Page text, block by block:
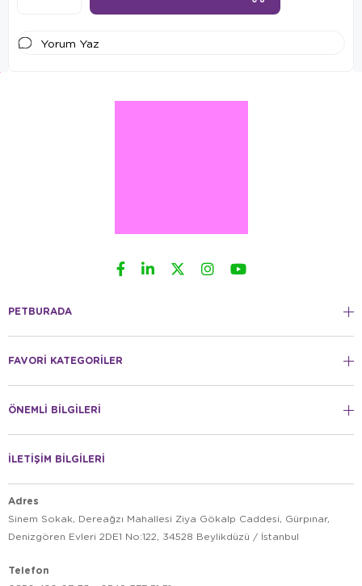
Yorum Yaz
PETBURADA
FAVORİ KATEGORİLER
ÖNEMLİ BİLGİLERİ
İLETİŞİM BİLGİLERİ
Adres
Sinem Sokak, Dereağzı Mahallesi Ziya Gökalp Caddesi, Gürpınar,
Denizgören Evleri 2DE1 No:122, 34528 Beylikdüzü / İstanbul
Telefon